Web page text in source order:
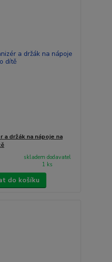
a držák na nápoje na
skladem dodavatel
1 ks
do košíku